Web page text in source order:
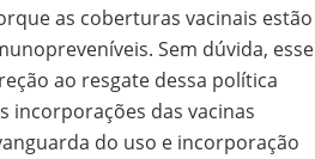
as coberturas vacinais estão
Sem dúvida, esse
ao resgate dessa política
incorporações das vacinas
do uso e incorporação